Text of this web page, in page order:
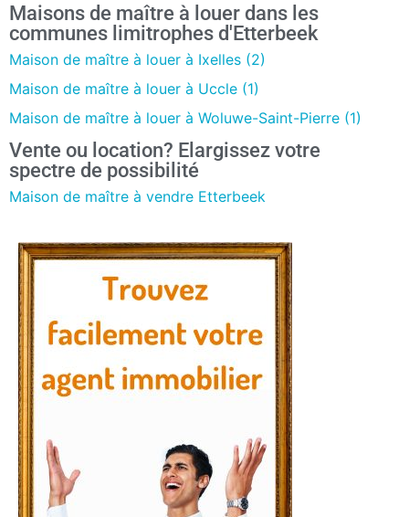
Maisons de maître à louer dans les
communes limitrophes d'Etterbeek
Maison de maître à louer à Ixelles (2)
Maison de maître à louer à Uccle (1)
Maison de maître à louer à Woluwe-Saint-Pierre (1)
Vente ou location? Elargissez votre
spectre de possibilité
Maison de maître à vendre Etterbeek